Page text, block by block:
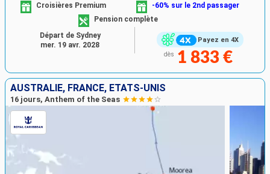
Payez en 4X
Croisières Premium
-60% sur le 2nd passager
Pension complète
dès 1 833 €
Départ de Sydney
mer. 19 avr. 2028
AUSTRALIE, FRANCE, ÉTATS-UNIS
16 jours, Anthem of the Seas